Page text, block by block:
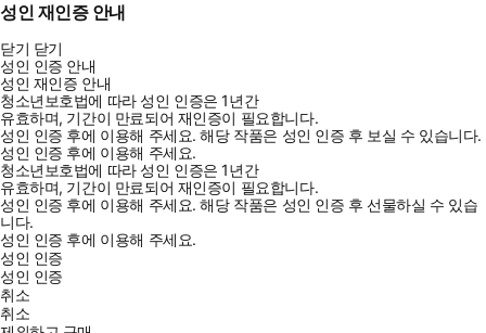
성인 재인증 안내
닫기 닫기
성인 인증 안내
성인 재인증 안내
청소년보호법에 따라 성인 인증은 1년간
유효하며, 기간이 만료되어 재인증이 필요합니다.
성인 인증 후에 이용해 주세요.해당 작품은 성인 인증 후 보실 수 있습니다.
성인 인증 후에 이용해 주세요.
청소년보호법에 따라 성인 인증은 1년간
유효하며, 기간이 만료되어 재인증이 필요합니다.
성인 인증 후에 이용해 주세요.해당 작품은 성인 인증 후 선물하실 수 있습
니다.
성인 인증 후에 이용해 주세요.
성인 인증
성인 인증
취소
취소